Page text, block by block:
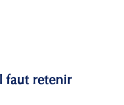
faut retenir